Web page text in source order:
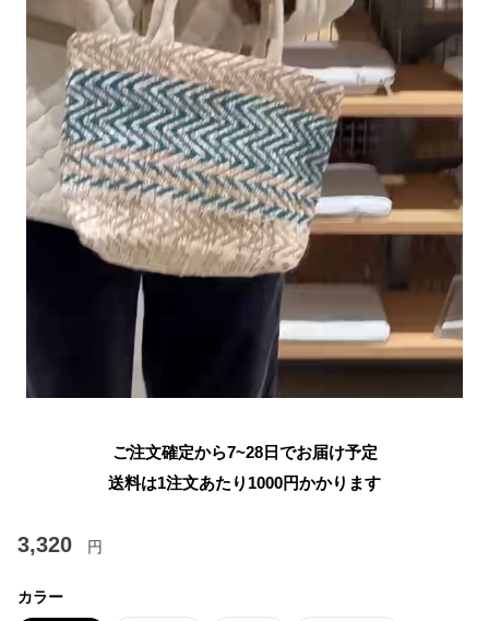
ご注文確定から7~28日でお届け予定
送料は1注文あたり 1000円かかります
3,320 円
カラー